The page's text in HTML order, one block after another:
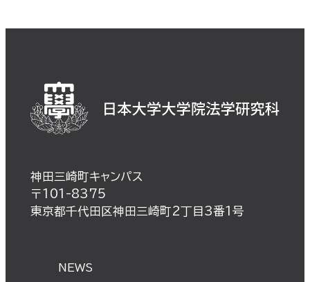
神田三崎町キャンパス
〒101-8375
東京都千代田区神田三崎町2丁目3番1号
NEWS